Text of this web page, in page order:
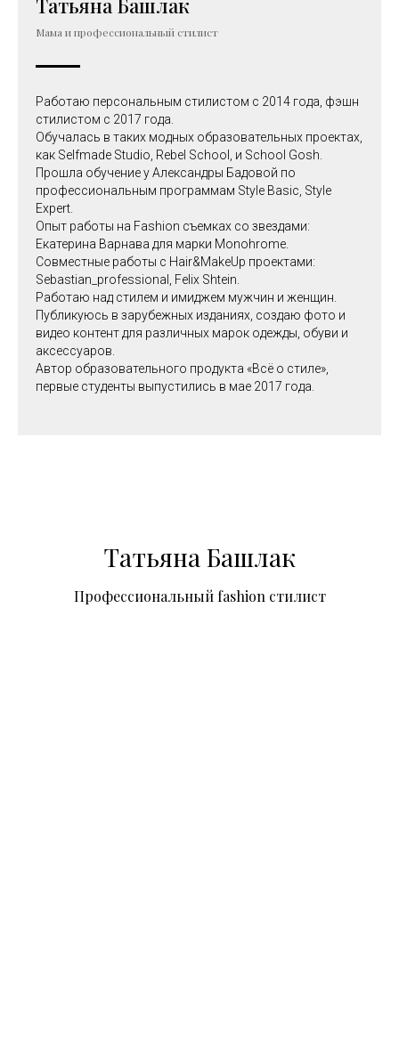
Мама и профессиональный стилист
Работаю персональным стилистом с 2014 года, фэшн
стилистом с 2017 года.
Обучалась в таких модных образовательных проектах,
как Selfmade Studio, Rebel School, и School Gosh.
Прошла обучение у Александры Бадовой по
профессиональным программам Style Basic, Style
Expert.
Опыт работы на Fashion cъемках со звездами:
Екатерина Варнава для марки Monohrome.
Совместные работы с Hair&MakeUp проектами:
Sebastian_professional, Felix Shtein.
Работаю над стилем и имиджем мужчин и женщин.
Публикуюсь в зарубежных изданиях, создаю фото и
видео контент для различных марок одежды, обуви и
аксессуаров.
Автор образовательного продукта «Всё о стиле»,
первые студенты выпустились в мае 2017 года.
Татьяна Башлак
Профессиональный fashion стилист